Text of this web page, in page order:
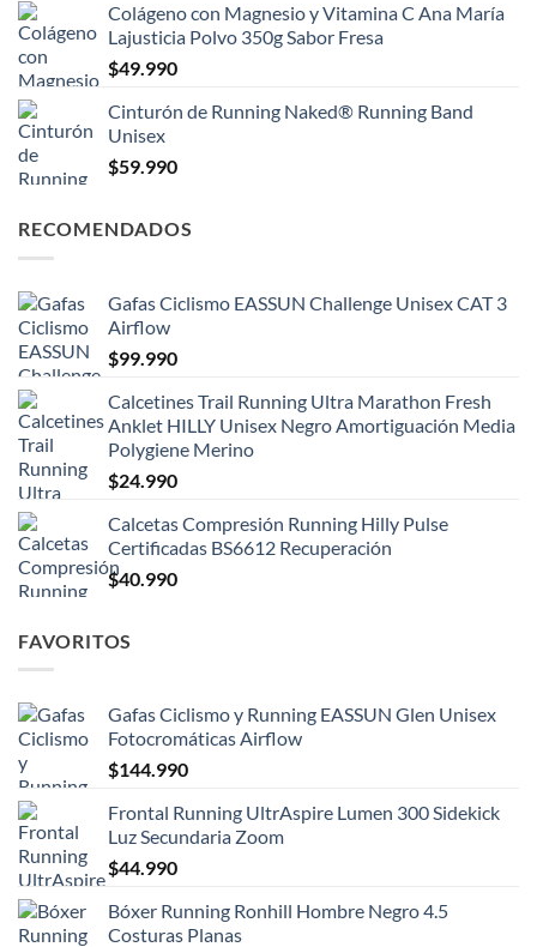
Colágeno con Magnesio y Vitamina C Ana María
Lajusticia Polvo 350g Sabor Fresa
$49.990
Cinturón de Running Naked® Running Band
Unisex
$59.990
RECOMENDADOS
Gafas Ciclismo EASSUN Challenge Unisex CAT 3
Airflow
$99.990
Calcetines Trail Running Ultra Marathon Fresh
Anklet HILLY Unisex Negro Amortiguación Media
Polygiene Merino
$24.990
Calcetas Compresión Running Hilly Pulse
Certificadas BS6612 Recuperación
$40.990
FAVORITOS
Gafas Ciclismo y Running EASSUN Glen Unisex
Fotocromáticas Airflow
$144.990
Frontal Running UltrAspire Lumen 300 Sidekick
Luz Secundaria Zoom
$44.990
Bóxer Running Ronhill Hombre Negro 4.5
Costuras Planas